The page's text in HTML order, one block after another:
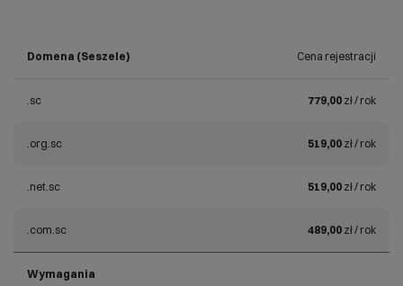
Domena (Seszele) Cena rejestracji
.sc 779,00 zł / rok
.org.sc 519,00 zł / rok
.net.sc 519,00 zł / rok
.com.sc 489,00 zł / rok
Wymagania